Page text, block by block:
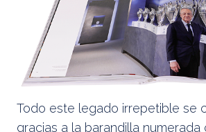
Todo este legado irrepetible se
gracias a la barandilla